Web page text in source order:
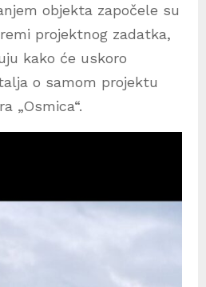
objekta započele su
projektnog zadatka,
kako će uskoro
o samom projektu
„Osmica“.